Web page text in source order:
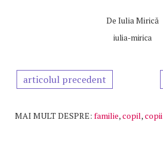
De Iulia Mirică
iulia-mirica
articolul precedent
MAI MULT DESPRE: familie,copil,copii